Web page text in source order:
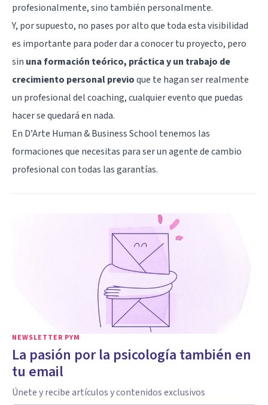
profesionalmente, sino también personalmente.
Y, por supuesto, no pases por alto que toda esta visibilidad
es importante para poder dar a conocer tu proyecto, pero
sin una formación teórico, práctica y un trabajo de
crecimiento personal previoque te hagan ser realmente
un profesional del coaching, cualquier evento que puedas
hacer se quedará en nada.
En D’Arte Human & Business School tenemos las
formaciones que necesitas para ser un agente de cambio
profesional con todas las garantías.
NEWSLETTER PYM
La pasión por la psicología también en
tu email
Únete y recibe artículos y contenidos exclusivos